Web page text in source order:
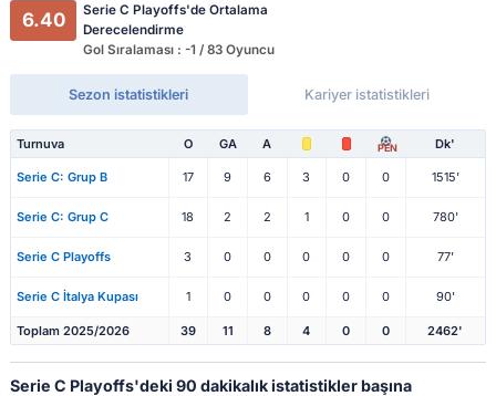
6.40
Serie C Playoffs'de Ortalama
Derecelendirme
Gol Sıralaması : -1 / 83 Oyuncu
Sezon istatistikleri Kariyer istatistikleri
Turnuva O GA A PEN Dk'
Serie C: Grup B 17 9 6 3 0 0 1515'
Serie C: Grup C 18 2 2 1 0 0 780'
Serie C Playoffs 3 0 0 0 0 0 77'
Serie C İtalya Kupası 1 0 0 0 0 0 90'
Toplam 2025/2026 39 11 8 4 0 0 2462'
Serie C Playoffs'deki 90 dakikalık istatistikler başına